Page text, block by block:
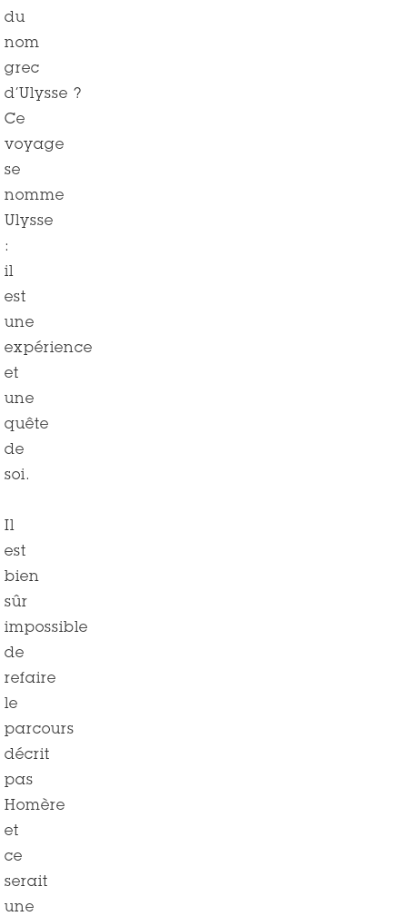
du
nom
grec
d’Ulysse ?
Ce
voyage
se
nomme
Ulysse
:
il
est
une
expérience
et
une
quête
de
soi.
Il
est
bien
sûr
impossible
de
refaire
le
parcours
décrit
pas
Homère
et
ce
serait
une